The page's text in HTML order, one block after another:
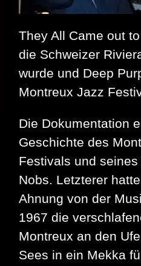
They All Came out
die Schweizer
wurde und Deep
Montreux Jazz
Die Dokumentation
Geschichte des
Festivals und
Nobs. Letzterer
Ahnung von der
1967 die
Montreux an den
Sees in ein Mekka